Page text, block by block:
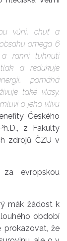
vůni, chuť a
omega 6
a ranní tuhnutí
a redukuje
pomáhá
také vlasy,
o jeho vlivu
Českého
z Fakulty
zdrojů ČZU v
evropskou
mák žádost k
období
prokazovat, že